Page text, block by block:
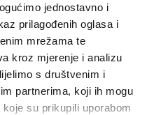
jednostavno i
prilagođenih oglasa i
mrežama te
kroz mjerenje i analizu
s društvenim i
partnerima, koji ih mogu
su prikupili uporabom
plodova